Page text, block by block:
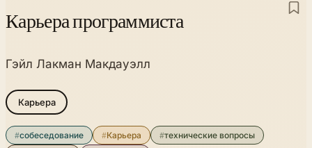
Карьера программиста
Гэйл Лакман Макдауэлл
Карьера
#собеседование #Карьера #технические вопросы